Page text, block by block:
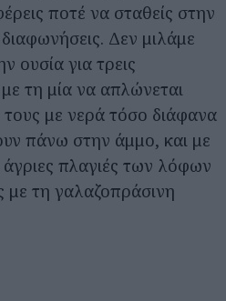
ποτέ να σταθείς στην
Δεν μιλάμε
ουσία για τρεις
τη μία να απλώνεται
με νερά τόσο διάφανα
πάνω στην άμμο, και με
άγριες πλαγιές των λόφων
τη γαλαζοπράσινη